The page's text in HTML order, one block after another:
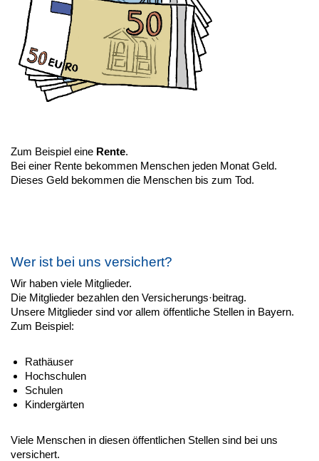
Zum Beispiel eine Rente.
Bei einer Rente bekommen Menschen jeden Monat Geld.
Dieses Geld bekommen die Menschen bis zum Tod.
Wer ist bei uns versichert?
Wir haben viele Mitglieder.
Die Mitglieder bezahlen den Versicherungs·beitrag.
Unsere Mitglieder sind vor allem öffentliche Stellen in Bayern.
Zum Beispiel:
Rathäuser
Hochschulen
Schulen
Kindergärten
Viele Menschen in diesen öffentlichen Stellen sind bei uns
versichert.